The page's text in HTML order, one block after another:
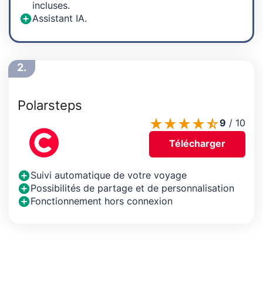
incluses.
Assistant IA.
2.
Polarsteps
Suivi automatique de votre voyage
Possibilités de partage et de personnalisation
Fonctionnement hors connexion
9 / 10
Télécharger